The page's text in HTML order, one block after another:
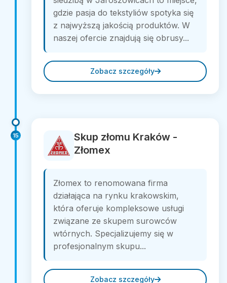
gdzie pasja do tekstyliów spotyka się
z najwyższą jakością produktów. W
naszej ofercie znajdują się obrusy...
Zobacz szczegóły
15
Skup złomu Kraków -
Złomex
Złomex to renomowana firma
działająca na rynku krakowskim,
która oferuje kompleksowe usługi
związane ze skupem surowców
wtórnych. Specjalizujemy się w
profesjonalnym skupu...
Zobacz szczegóły